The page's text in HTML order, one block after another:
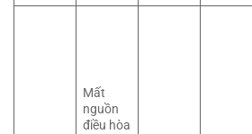
Mất
nguồn
điều hòa